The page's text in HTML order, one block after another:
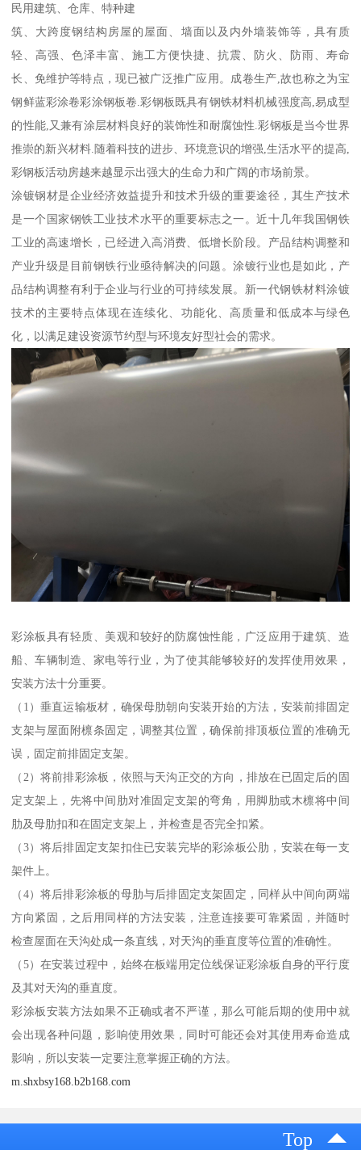
民用建筑、仓库、特种建
筑、大跨度钢结构房屋的屋面、墙面以及内外墙装饰等，具有质
轻、高强、色泽丰富、施工方便快捷、抗震、防火、防雨、寿命
长、免维护等特点，现已被广泛推广应用。成卷生产,故也称之为宝
钢鲜蓝彩涂卷彩涂钢板卷.彩钢板既具有钢铁材料机械强度高,易成型
的性能,又兼有涂层材料良好的装饰性和耐腐蚀性.彩钢板是当今世界
推崇的新兴材料.随着科技的进步、环境意识的增强,生活水平的提高,
彩钢板活动房越来越显示出强大的生命力和广阔的市场前景。
涂镀钢材是企业经济效益提升和技术升级的重要途径，其生产技术
是一个国家钢铁工业技术水平的重要标志之一。近十几年我国钢铁
工业的高速增长，已经进入高消费、低增长阶段。产品结构调整和
产业升级是目前钢铁行业亟待解决的问题。涂镀行业也是如此，产
品结构调整有利于企业与行业的可持续发展。新一代钢铁材料涂镀
技术的主要特点体现在连续化、功能化、高质量和低成本与绿色
化，以满足建设资源节约型与环境友好型社会的需求。
彩涂板具有轻质、美观和较好的防腐蚀性能，广泛应用于建筑、造
船、车辆制造、家电等行业，为了使其能够较好的发挥使用效果，
安装方法十分重要。
（1）垂直运输板材，确保母肋朝向安装开始的方法，安装前排固定
支架与屋面附檩条固定，调整其位置，确保前排顶板位置的准确无
误，固定前排固定支架。
（2）将前排彩涂板，依照与天沟正交的方向，排放在已固定后的固
定支架上，先将中间肋对准固定支架的弯角，用脚肋或木檩将中间
肋及母肋扣和在固定支架上，并检查是否完全扣紧。
（3）将后排固定支架扣住已安装完毕的彩涂板公肋，安装在每一支
架件上。
（4）将后排彩涂板的母肋与后排固定支架固定，同样从中间向两端
方向紧固，之后用同样的方法安装，注意连接要可靠紧固，并随时
检查屋面在天沟处成一条直线，对天沟的垂直度等位置的准确性。
（5）在安装过程中，始终在板端用定位线保证彩涂板自身的平行度
及其对天沟的垂直度。
彩涂板安装方法如果不正确或者不严谨，那么可能后期的使用中就
会出现各种问题，影响使用效果，同时可能还会对其使用寿命造成
影响，所以安装一定要注意掌握正确的方法。
m.shxbsy168.b2b168.com
Top